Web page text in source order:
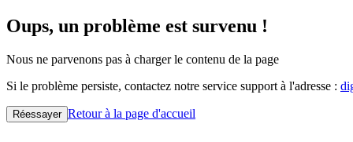
Oups, un problème est survenu !
Nous ne parvenons pas à charger le contenu de la page
Si le problème persiste, contactez notre service support à l'adresse :
Réessayer Retour à la page d'accueil